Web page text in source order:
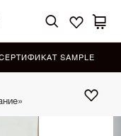
SAMPLE